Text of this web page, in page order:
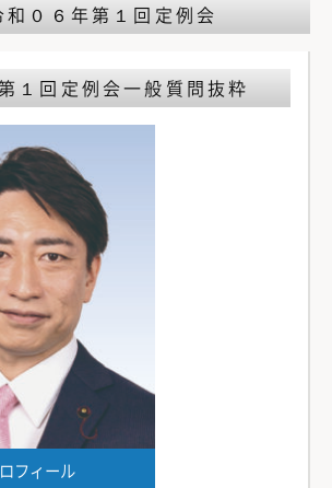
０６年第１回定例会
１回定例会一般質問抜粋
フィール